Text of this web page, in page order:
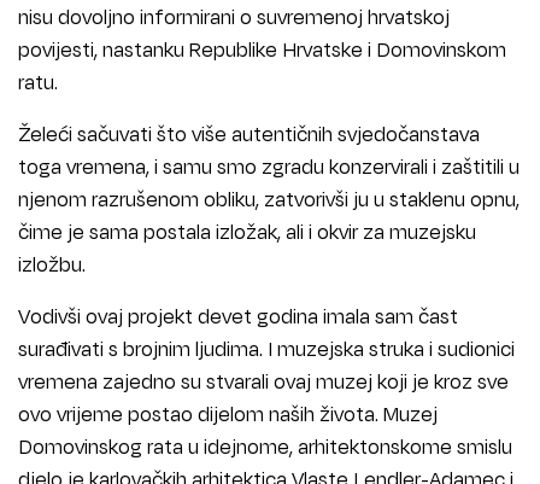
nisu dovoljno informirani o suvremenoj hrvatskoj
povijesti, nastanku Republike Hrvatske i Domovinskom
ratu.
Želeći sačuvati što više autentičnih svjedočanstava
toga vremena, i samu smo zgradu konzervirali i zaštitili u
njenom razrušenom obliku, zatvorivši ju u staklenu opnu,
čime je sama postala izložak, ali i okvir za muzejsku
izložbu.
Vodivši ovaj projekt devet godina imala sam čast
surađivati s brojnim ljudima. I muzejska struka i sudionici
vremena zajedno su stvarali ovaj muzej koji je kroz sve
ovo vrijeme postao dijelom naših života. Muzej
Domovinskog rata u idejnome, arhitektonskome smislu